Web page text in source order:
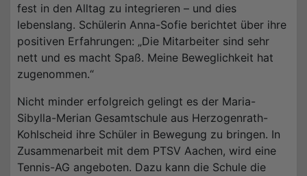
fest in den Alltag zu integrieren – und dies
lebenslang. Schülerin Anna-Sofie berichtet über ihre
positiven Erfahrungen: „Die Mitarbeiter sind sehr
nett und es macht Spaß. Meine Beweglichkeit hat
zugenommen.“
Nicht minder erfolgreich gelingt es der Maria-
Sibylla-Merian Gesamtschule aus Herzogenrath-
Kohlscheid ihre Schüler in Bewegung zu bringen. In
Zusammenarbeit mit dem PTSV Aachen, wird eine
Tennis-AG angeboten. Dazu kann die Schule die